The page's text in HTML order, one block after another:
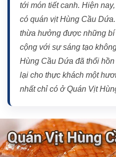
tới món tiết canh. Hiện
có quán vịt Hùng Cầu
thừa hưởng được những
cộng với sự sáng tạo
Hùng Cầu Dứa đã thổi
lại cho thực khách một
nhất chỉ có ở Quán Vịt